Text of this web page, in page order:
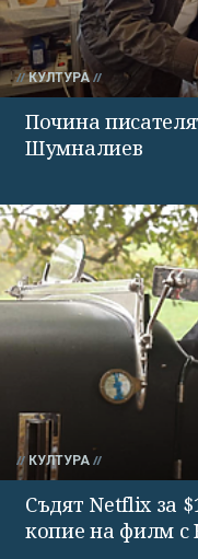
КУЛТУРА
Почина
Шумналиев
КУЛТУРА
Съдят Netflix за
копие на филм